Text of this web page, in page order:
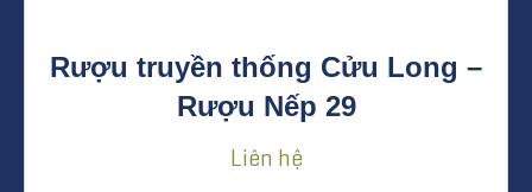
Rượu truyền thống Cửu Long –
Rượu Nếp 29
Liên hệ